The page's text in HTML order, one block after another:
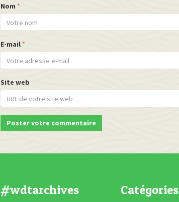
Nom *
E-mail *
Site web
#wdtarchives Catégories